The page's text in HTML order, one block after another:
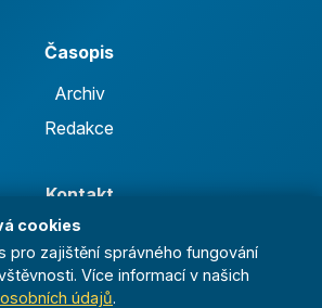
Časopis
Archiv
Redakce
Kontakt
Kurská 792/3,
625 00 Brno
IČO 00544833
cookies
pro zajištění správného fungování
Více informací v našich
údajů.